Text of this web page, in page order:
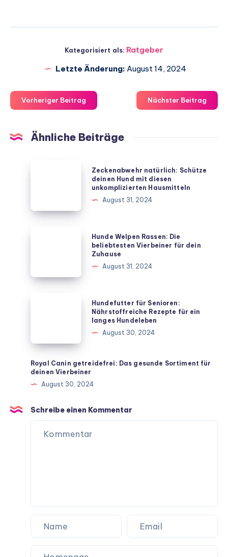
Kategorisiert als: Ratgeber
Letzte Änderung: August 14, 2024
Vorheriger Beitrag Nächster Beitrag
Ähnliche Beiträge
Hund
Zeckenabwehr natürlich: Schütze
deinen Hund mit diesen
unkomplizierten Hausmitteln
August 31, 2024
beliebtesten
Hunde Welpen Rassen: Die
beliebtesten Vierbeiner für dein
Zuhause
August 31, 2024
Rezepte
für
ein
langes
Hundefutter für Senioren:
Nährstoffreiche Rezepte für ein
langes Hundeleben
August 30, 2024
Royal Canin getreidefrei: Das gesunde Sortiment für
deinen Vierbeiner
August 30, 2024
Schreibe einen Kommentar